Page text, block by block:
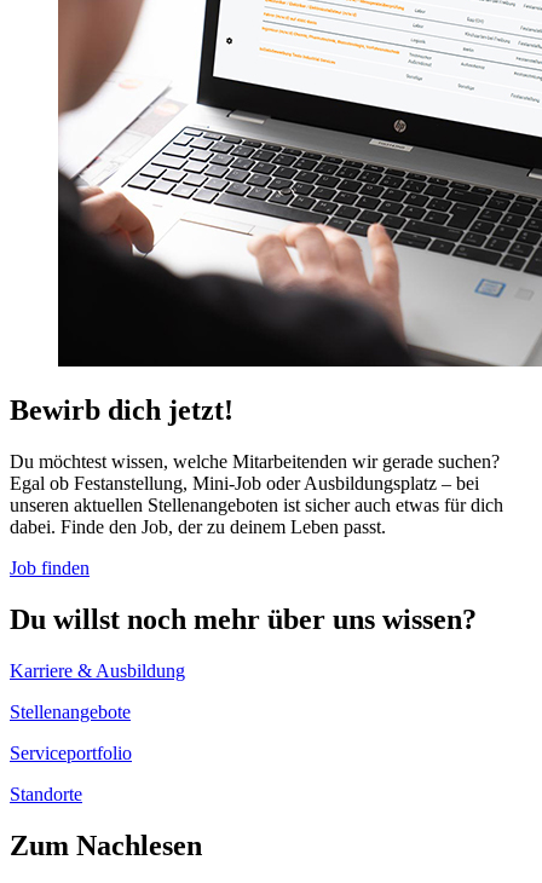
Bewirb dich jetzt!
Du möchtest wissen, welche Mitarbeitenden wir gerade suchen?
Egal ob Festanstellung, Mini-Job oder Ausbildungsplatz – bei
unseren aktuellen Stellenangeboten ist sicher auch etwas für dich
dabei. Finde den Job, der zu deinem Leben passt.
Job finden
Du willst noch mehr über uns wissen?
Karriere & Ausbildung
Stellenangebote
Serviceportfolio
Standorte
Zum Nachlesen